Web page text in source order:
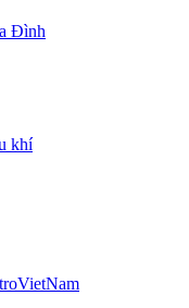
Đình
khí